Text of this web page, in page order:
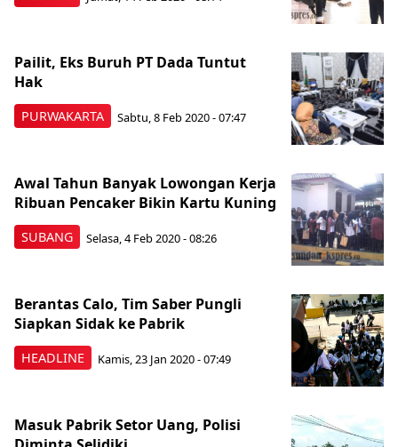
PURWAKARTA
Pailit, Eks Buruh PT Dada Tuntut
Hak
Sabtu, 8 Feb 2020 - 07:47
SUBANG
Awal Tahun Banyak Lowongan Kerja
Ribuan Pencaker Bikin Kartu Kuning
Selasa, 4 Feb 2020 - 08:26
HEADLINE
Berantas Calo, Tim Saber Pungli
Siapkan Sidak ke Pabrik
Kamis, 23 Jan 2020 - 07:49
Masuk Pabrik Setor Uang, Polisi